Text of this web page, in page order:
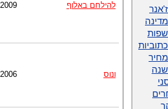
להילחם באלוף 2009
ונוס 2006